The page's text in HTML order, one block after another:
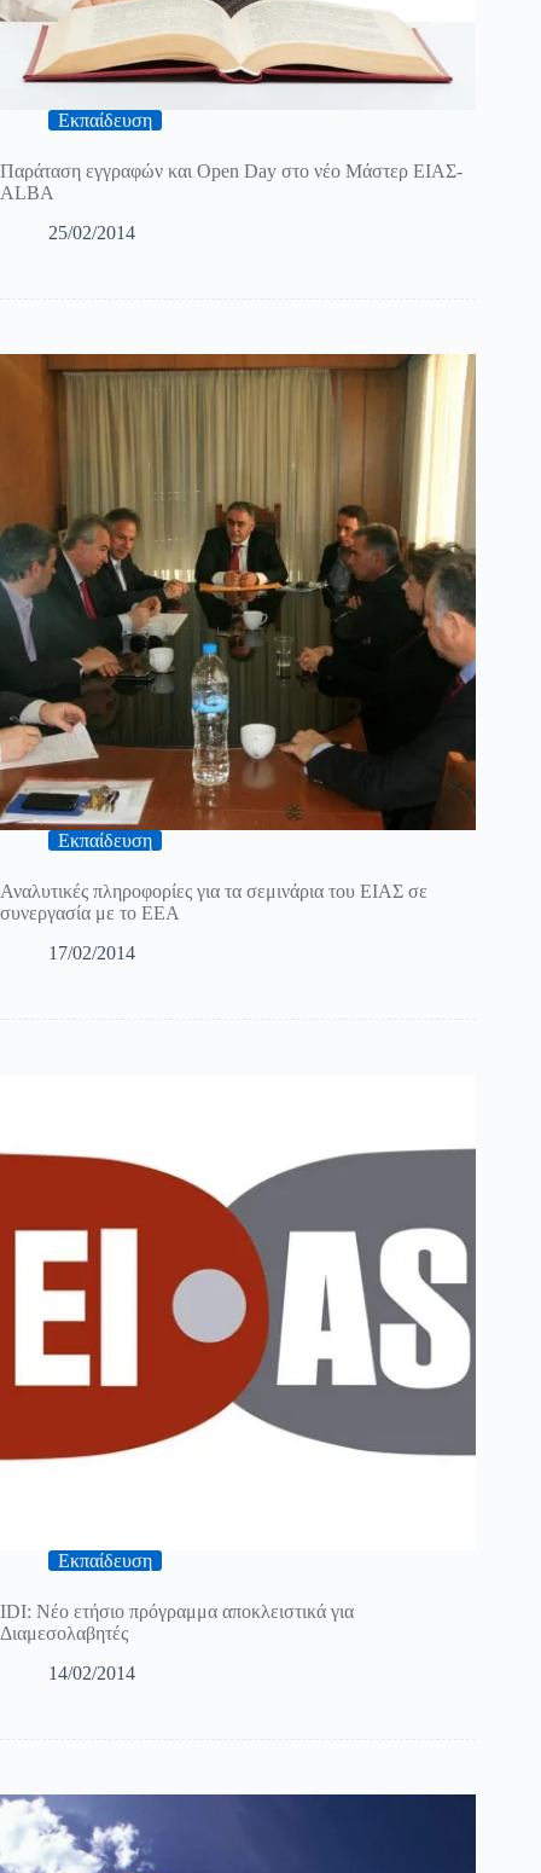
Εκπαίδευση
Παράταση εγγραφών και Open Day στο νέο Μάστερ ΕΙΑΣ-
ALBA
25/02/2014
Εκπαίδευση
Αναλυτικές πληροφορίες για τα σεμινάρια του ΕΙΑΣ σε
συνεργασία με το ΕΕΑ
17/02/2014
Εκπαίδευση
IDI: Νέο ετήσιο πρόγραμμα αποκλειστικά για
Διαμεσολαβητές
14/02/2014